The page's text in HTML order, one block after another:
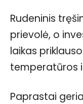
Rudeninis
prievolė, o
laikas
temperatūros
Paprastai